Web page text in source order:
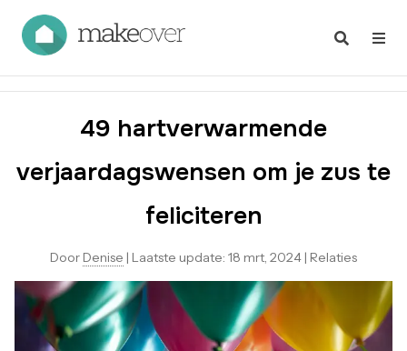
49 hartverwarmende
verjaardagswensen om je zus te
feliciteren
Door Denise | Laatste update: 18 mrt, 2024 | Relaties